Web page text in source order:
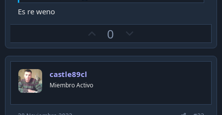
Es re weno
U
p
v
0
o
w
t
castle89cl
Miembro Activo